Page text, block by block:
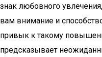
знак любовного
вам внимание и
привык к такому
предсказывает